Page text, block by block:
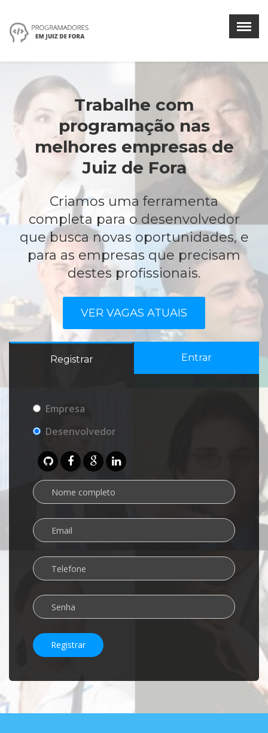
Trabalhe com
programação nas
melhores empresas de
Juiz de Fora
Criamos uma ferramenta
completa para o desenvolvedor
que busca novas oportunidades, e
para as empresas que precisam
destes profissionais.
VER VAGAS ATUAIS
Registrar Entrar
Empresa
Desenvolvedor
Registrar
×
Encontrar Desenvolvedores
Encontrar Empresas
Vagas por tecnologia
Vagas por empresa
Entrar